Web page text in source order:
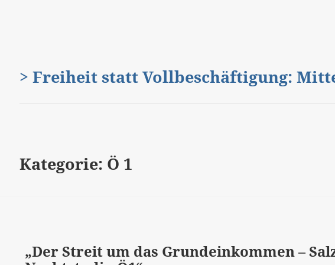
> Freiheit statt Vollbeschäftigung:
Kategorie: Ö 1
„Der Streit um das Grundeinkommen –